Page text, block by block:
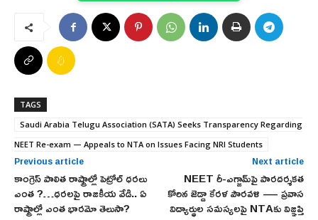
TAGS
Saudi Arabia Telugu Association (SATA) Seeks Transparency Regarding
NEET Re-exam — Appeals to NTA on Issues Facing NRI Students
Previous article
కాంగ్రెస్ పాలిత రాష్ట్రాల్లో పెట్రోల్ ధరలు
ఎంత ?…ధరలపై రాజకీయ వేడి.. ఏ
రాష్ట్రాల్లో ఎంత భారమో తెలుసా?
Next article
NEET రీ-ఎగ్జామ్‌పై పారదర్శకత
కోరిన జెడ్డా కేరళ పౌరవళి — ప్రవాస
విద్యార్థుల సమస్యలపై NTAకు విజ్ఞప్తి